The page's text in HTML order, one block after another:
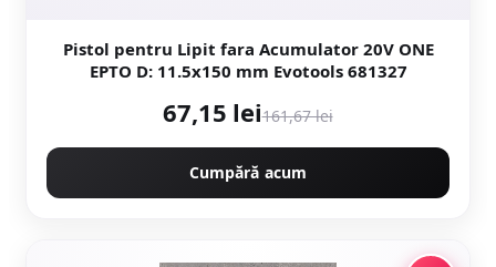
Pistol pentru Lipit fara Acumulator 20V ONE
EPTO D: 11.5x150 mm Evotools 681327
67,15 lei161,67 lei
Cumpără acum